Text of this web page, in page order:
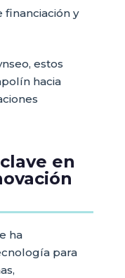
y
estos
hacia
en
ha
para